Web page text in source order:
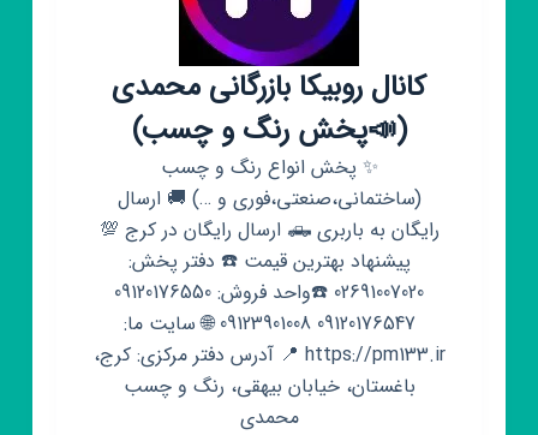
–
اخبار
البرز
کانال روبیکا بازرگانی محمدی
(📣پخش رنگ و چسب)
✨ پخش انواع رنگ و چسب
(ساختمانی،صنعتی،فوری و …) 🚚 ارسال
رایگان به باربری 🛻 ارسال رایگان در کرج 💯
پیشنهاد بهترین قیمت ☎️ دفتر پخش:
02691007020 ☎️واحد فروش: 09120176550
09120176547 09123901008 🌐 سایت ما:
https://pm133.ir 📍 آدرس دفتر مرکزی: کرج،
باغستان، خیابان بیهقی، رنگ و چسب
محمدی